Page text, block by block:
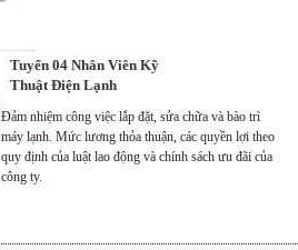
Tuyển 04 Nhân Viên Kỹ
Thuật Điện Lạnh
Đảm nhiệm công việc lắp đặt, sửa chữa và bào trì
máy lạnh. Mức lương thỏa thuận, các quyền lợi theo
quy định của luật lao động và chính sách ưu đãi của
công ty.